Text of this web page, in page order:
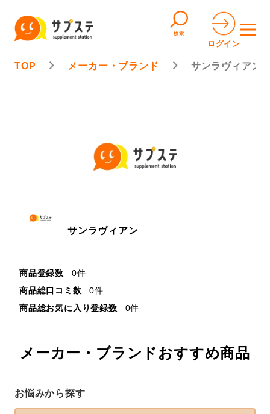
検索
ログイン
TOP メーカー・ブランド サンラヴィアン
お悩みから探す
サンラヴィアン
商品登録数
0件
商品総口コミ数
0件
商品総お気に入り登録数
0件
メーカー・ブランドおすすめ商品